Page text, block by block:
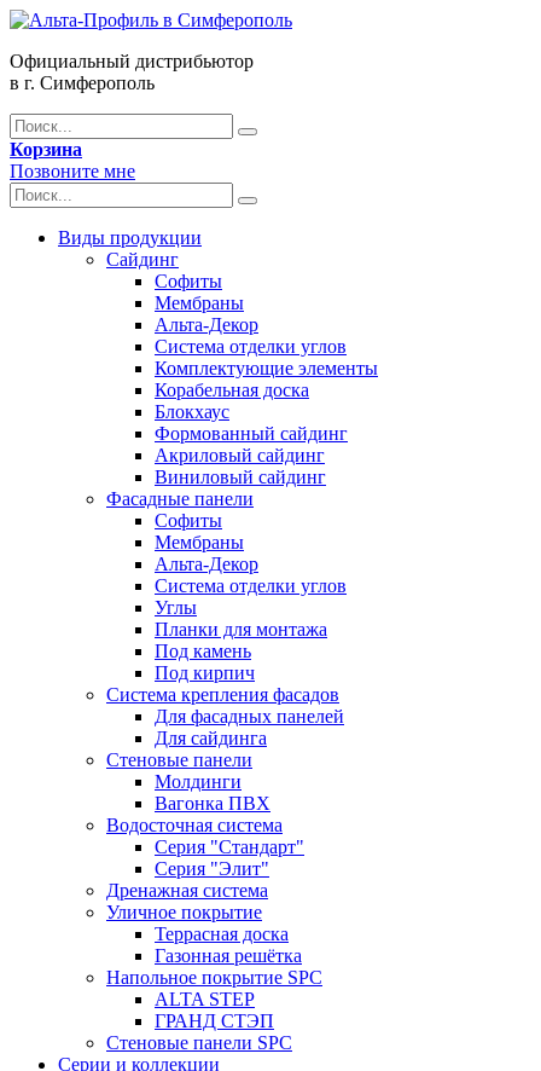
Официальный дистрибьютор
в г. Симферополь
Корзина
Позвоните мне
Виды продукции
Сайдинг
Софиты
Мембраны
Альта-Декор
Система отделки углов
Комплектующие элементы
Корабельная доска
Блокхаус
Формованный сайдинг
Акриловый сайдинг
Виниловый сайдинг
Фасадные панели
Софиты
Мембраны
Альта-Декор
Система отделки углов
Углы
Планки для монтажа
Под камень
Под кирпич
Система крепления фасадов
Для фасадных панелей
Для сайдинга
Стеновые панели
Молдинги
Вагонка ПВХ
Водосточная система
Серия "Стандарт"
Серия "Элит"
Дренажная система
Уличное покрытие
Террасная доска
Газонная решётка
Напольное покрытие SPC
ALTA STEP
ГРАНД СТЭП
Стеновые панели SPC
Серии и коллекции